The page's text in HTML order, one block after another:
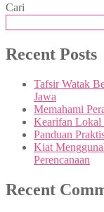
Cari
Recent Posts
Tafsir Watak
Jawa
Memahami
Kearifan Lokal
Panduan
Kiat
Perencanaan
Recent